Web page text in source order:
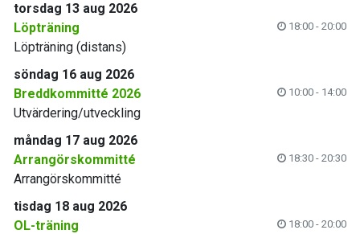
torsdag 13 aug 2026
Löpträning
18:00 - 20:00
Löpträning (distans)
söndag 16 aug 2026
Breddkommitté 2026
10:00 - 14:00
Utvärdering/utveckling
måndag 17 aug 2026
Arrangörskommitté
18:30 - 20:30
Arrangörskommitté
tisdag 18 aug 2026
OL-träning
18:00 - 20:00